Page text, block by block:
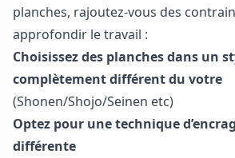
planches, rajoutez-vous des
approfondir le travail :
Choisissez des planches dans un
complètement différent du votre
(Shonen/Shojo/Seinen etc)
Optez pour une technique
différente